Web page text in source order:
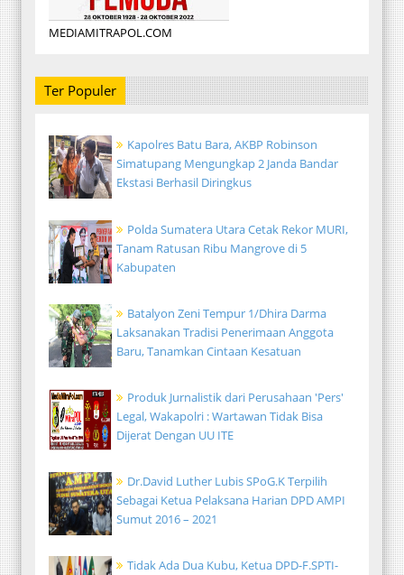
MEDIAMITRAPOL.COM
Ter Populer
Kapolres Batu Bara, AKBP Robinson
Simatupang Mengungkap 2 Janda Bandar
Ekstasi Berhasil Diringkus
Polda Sumatera Utara Cetak Rekor MURI,
Tanam Ratusan Ribu Mangrove di 5
Kabupaten
Batalyon Zeni Tempur 1/Dhira Darma
Laksanakan Tradisi Penerimaan Anggota
Baru, Tanamkan Cintaan Kesatuan
Produk Jurnalistik dari Perusahaan 'Pers'
Legal, Wakapolri : Wartawan Tidak Bisa
Dijerat Dengan UU ITE
Dr.David Luther Lubis SPoG.K Terpilih
Sebagai Ketua Pelaksana Harian DPD AMPI
Sumut 2016 – 2021
Tidak Ada Dua Kubu, Ketua DPD-F.SPTI-